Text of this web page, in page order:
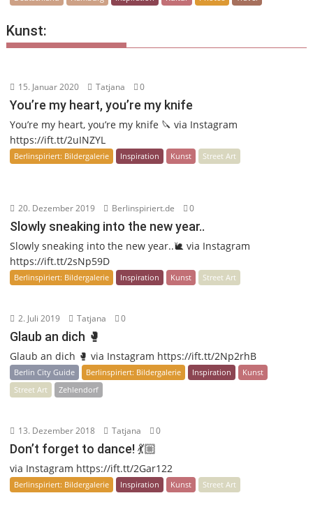
Kunst:
15. Januar 2020 Tatjana 0
You’re my heart, you’re my knife
You’re my heart, you’re my knife 🔪 via Instagram
https://ift.tt/2uINZYL
Berlinspiriert: Bildergalerie Inspiration Kunst Street Art
20. Dezember 2019 Berlinspiriert.de 0
Slowly sneaking into the new year..
Slowly sneaking into the new year..🐌 via Instagram
https://ift.tt/2sNp59D
Berlinspiriert: Bildergalerie Inspiration Kunst Street Art
2. Juli 2019 Tatjana 0
Glaub an dich 🥊
Glaub an dich 🥊 via Instagram https://ift.tt/2Np2rhB
Berlin City Guide Berlinspiriert: Bildergalerie Inspiration
Kunst
Street Art
Zehlendorf
13. Dezember 2018 Tatjana 0
Don’t forget to dance! 💃🏼
via Instagram https://ift.tt/2Gar122
Berlinspiriert: Bildergalerie Inspiration Kunst Street Art